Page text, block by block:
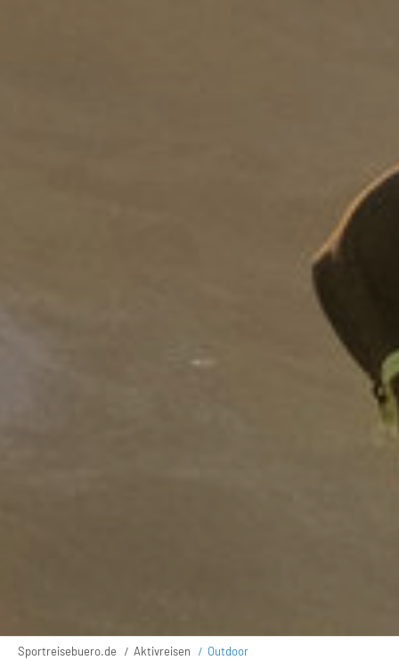
Sportreisebuero.de Aktivreisen Outdoor